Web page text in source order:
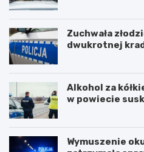
Zuchwała
dwukrotnej
Alkohol za
w powiecie
Wymuszenie